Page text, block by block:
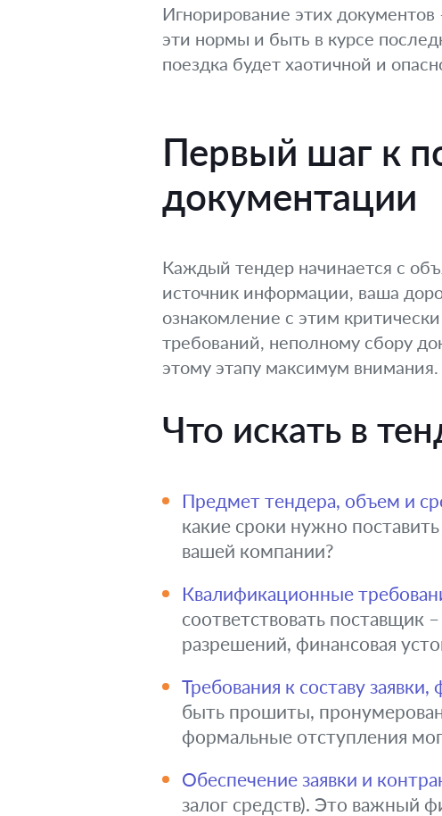
Игнорирование этих
эти нормы и быть в курсе
поездка будет хаотичной и
Первый шаг к
документации
Каждый тендер начинается с
источник информации, ваша
ознакомление с этим
требований, неполному сбору
этому этапу максимум внимания.
Что искать в
Предмет тендера, объем и
какие сроки нужно
вашей компании?
Квалификационные
соответствовать поставщик
разрешений, финансовая
Требования к составу
быть прошиты,
формальные отступления
Обеспечение заявки и
залог средств). Это важный